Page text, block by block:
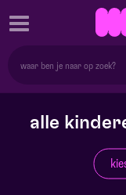
alle